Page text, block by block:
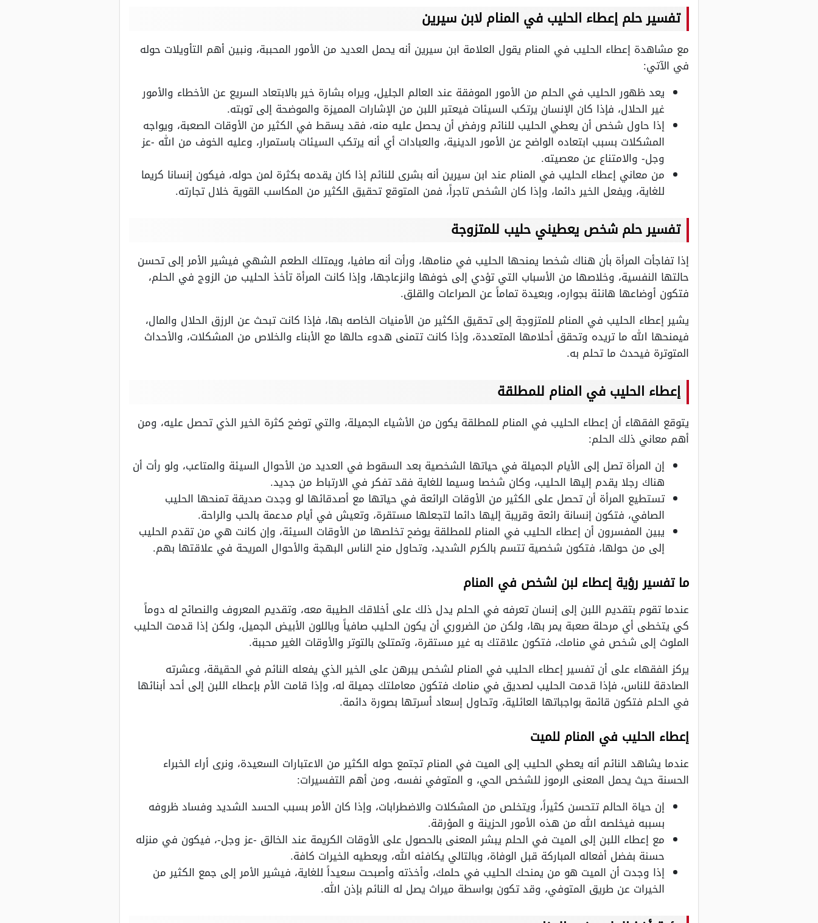
تفسير حلم إعطاء الحليب في المنام لابن سيرين
مع مشاهدة إعطاء الحليب في المنام يقول العلامة ابن سيرين أنه يحمل العديد من الأمور المحببة، ونبين أهم التأويلات حوله
في الآتي:
يعد ظهور الحليب في الحلم من الأمور الموفقة عند العالم الجليل، ويراه بشارة خير بالابتعاد السريع عن الأخطاء والأمور
غير الحلال، فإذا كان الإنسان يرتكب السيئات فيعتبر اللبن من الإشارات المميزة والموضحة إلى توبته.
إذا حاول شخص أن يعطي الحليب للنائم ورفض أن يحصل عليه منه، فقد يسقط في الكثير من الأوقات الصعبة، ويواجه
المشكلات بسبب ابتعاده الواضح عن الأمور الدينية، والعبادات أي أنه يرتكب السيئات باستمرار، وعليه الخوف من الله -عز
وجل- والامتناع عن معصيته.
من معاني إعطاء الحليب في المنام عند ابن سيرين أنه بشرى للنائم إذا كان يقدمه بكثرة لمن حوله، فيكون إنسانا كريما
للغاية، ويفعل الخير دائما، وإذا كان الشخص تاجراً، فمن المتوقع تحقيق الكثير من المكاسب القوية خلال تجارته.
تفسير حلم شخص يعطيني حليب للمتزوجة
إذا تفاجأت المرأة بأن هناك شخصا يمنحها الحليب في منامها، ورأت أنه صافيا، ويمتلك الطعم الشهي فيشير الأمر إلى تحسن
حالتها النفسية، وخلاصها من الأسباب التي تؤدي إلى خوفها وانزعاجها، وإذا كانت المرأة تأخذ الحليب من الزوج في الحلم،
فتكون أوضاعها هانئة بجواره، وبعيدة تماماً عن الصراعات والقلق.
يشير إعطاء الحليب في المنام للمتزوجة إلى تحقيق الكثير من الأمنيات الخاصه بها، فإذا كانت تبحث عن الرزق الحلال والمال،
فيمنحها الله ما تريده وتحقق أحلامها المتعددة، وإذا كانت تتمنى هدوء حالها مع الأبناء والخلاص من المشكلات، والأحداث
المتوترة فيحدث ما تحلم به.
إعطاء الحليب في المنام للمطلقة
يتوقع الفقهاء أن إعطاء الحليب في المنام للمطلقة يكون من الأشياء الجميلة، والتي توضح كثرة الخير الذي تحصل عليه، ومن
أهم معاني ذلك الحلم:
إن المرأة تصل إلى الأيام الجميلة في حياتها الشخصية بعد السقوط في العديد من الأحوال السيئة والمتاعب، ولو رأت أن
هناك رجلا يقدم إليها الحليب، وكان شخصا وسيما للغاية فقد تفكر في الارتباط من جديد.
تستطيع المرأة أن تحصل على الكثير من الأوقات الرائعة في حياتها مع أصدقائها لو وجدت صديقة تمنحها الحليب
الصافي، فتكون إنسانة رائعة وقريبة إليها دائما لتجعلها مستقرة، وتعيش في أيام مدعمة بالحب والراحة.
يبين المفسرون أن إعطاء الحليب في المنام للمطلقة يوضح تخلصها من الأوقات السيئة، وإن كانت هي من تقدم الحليب
إلى من حولها، فتكون شخصية تتسم بالكرم الشديد، وتحاول منح الناس البهجة والأحوال المريحة في علاقتها بهم.
ما تفسير رؤية إعطاء لبن لشخص في المنام
عندما تقوم بتقديم اللبن إلى إنسان تعرفه في الحلم يدل ذلك على أخلاقك الطيبة معه، وتقديم المعروف والنصائح له دوماً
كي يتخطى أي مرحلة صعبة يمر بها، ولكن من الضروري أن يكون الحليب صافياً وباللون الأبيض الجميل، ولكن إذا قدمت الحليب
الملوث إلى شخص في منامك، فتكون علاقتك به غير مستقرة، وتمتلئ بالتوتر والأوقات الغير محببة.
يركز الفقهاء على أن تفسير إعطاء الحليب في المنام لشخص يبرهن على الخير الذي يفعله النائم في الحقيقة، وعشرته
الصادقة للناس، فإذا قدمت الحليب لصديق في منامك فتكون معاملتك جميلة له، وإذا قامت الأم بإعطاء اللبن إلى أحد أبنائها
في الحلم فتكون قائمة بواجباتها العائلية، وتحاول إسعاد أسرتها بصورة دائمة.
إعطاء الحليب في المنام للميت
عندما يشاهد النائم أنه يعطي الحليب إلى الميت في المنام تجتمع حوله الكثير من الاعتبارات السعيدة، ونرى أراء الخبراء
الحسنة حيث يحمل المعنى الرموز للشخص الحي، و المتوفي نفسه، ومن أهم التفسيرات:
إن حياة الحالم تتحسن كثيراً، ويتخلص من المشكلات والاضطرابات، وإذا كان الأمر بسبب الحسد الشديد وفساد ظروفه
بسببه فيخلصه الله من هذه الأمور الحزينة و المؤرقة.
مع إعطاء اللبن إلى الميت في الحلم يبشر المعنى بالحصول على الأوقات الكريمة عند الخالق -عز وجل-، فيكون في منزله
حسنة بفضل أفعاله المباركة قبل الوفاة، وبالتالي يكافئه الله، ويعطيه الخيرات كافة.
إذا وجدت أن الميت هو من يمنحك الحليب في حلمك، وأخذته وأصبحت سعيداً للغاية، فيشير الأمر إلى جمع الكثير من
الخيرات عن طريق المتوفي، وقد تكون بواسطة ميراث يصل له النائم بإذن الله.